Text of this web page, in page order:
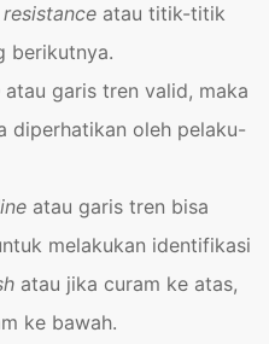
resistance atau titik-titik
berikutnya.
atau garis tren valid, maka
diperhatikan oleh pelaku-
atau garis tren bisa
melakukan identifikasi
atau jika curam ke atas,
ke bawah.